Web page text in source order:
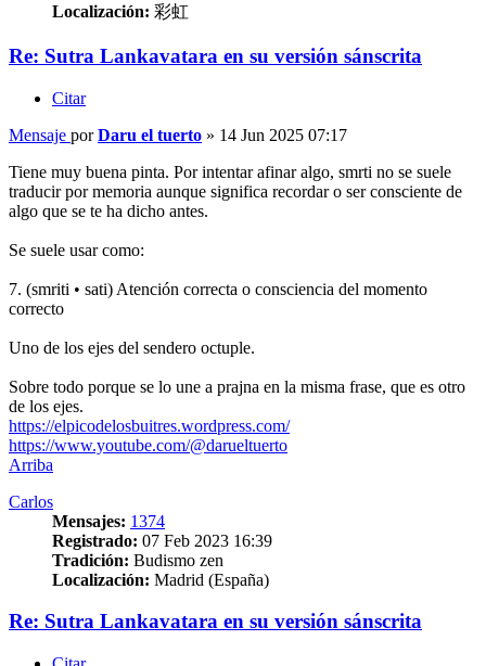
Localización: 彩虹
Re: Sutra Lankavatara en su versión sánscrita
Citar
Mensaje porDaru el tuerto » 14 Jun 2025 07:17
Tiene muy buena pinta. Por intentar afinar algo, smrti no se suele
traducir por memoria aunque significa recordar o ser consciente de
algo que se te ha dicho antes.
Se suele usar como:
7. (smriti • sati) Atención correcta o consciencia del momento
correcto
Uno de los ejes del sendero octuple.
Sobre todo porque se lo une a prajna en la misma frase, que es otro
de los ejes.
https://elpicodelosbuitres.wordpress.com/
https://www.youtube.com/@darueltuerto
Arriba
Carlos
Mensajes: 1374
Registrado: 07 Feb 2023 16:39
Tradición: Budismo zen
Localización: Madrid (España)
Re: Sutra Lankavatara en su versión sánscrita